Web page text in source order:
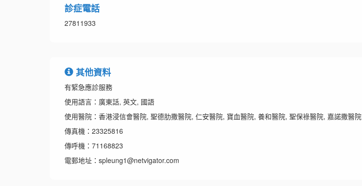
診症電話
27811933
其他資料
有緊急應診服務
使用語言：廣東話, 英文, 國語
使用醫院：香港浸信會醫院, 聖德肋撒醫院, 仁安醫院, 寶血醫院, 養和醫院, 聖保祿醫院, 嘉諾撒醫院
傳真機：23325816
傳呼機：71168823
電郵地址：spleung1@netvigator.com